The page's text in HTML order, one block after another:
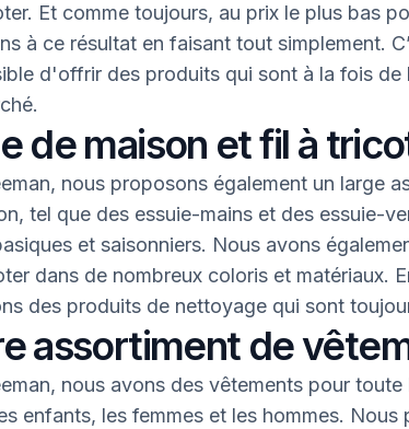
Et comme toujours, au prix le plus bas
à ce résultat en faisant tout simplement.
d'offrir des produits qui sont à la fois de
de maison et fil à
nous proposons également un large
tel que des essuie-mains et des essuie-
et saisonniers. Nous avons
dans de nombreux coloris et matériaux.
des produits de nettoyage qui sont
assortiment de
nous avons des vêtements pour
enfants, les femmes et les hommes. Nous